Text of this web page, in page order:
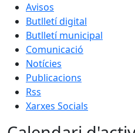
Avisos
Butlletí digital
Butlletí municipal
Comunicació
Notícies
Publicacions
Rss
Xarxes Socials